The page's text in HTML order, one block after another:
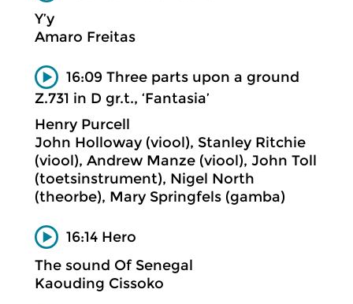
Y’y
Amaro Freitas
16:09 Three parts upon a ground
Z.731 in D gr.t., ‘Fantasia’
Henry Purcell
John Holloway (viool), Stanley Ritchie
(viool), Andrew Manze (viool), John Toll
(toetsinstrument), Nigel North
(theorbe), Mary Springfels (gamba)
16:14 Hero
The sound Of Senegal
Kaouding Cissoko